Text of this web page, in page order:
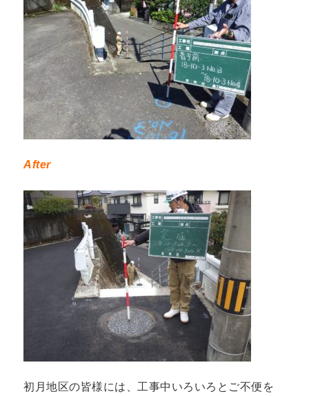
After
初月地区の皆様には、工事中いろいろとご不便を